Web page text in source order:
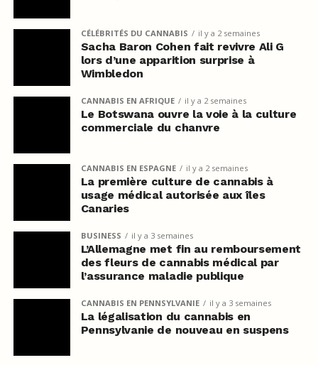
CÉLÉBRITÉS DU CANNABIS il y a 2 semaines
Sacha Baron Cohen fait revivre Ali G
lors d’une apparition surprise à
Wimbledon
CANNABIS EN AFRIQUE il y a 2 semaines
Le Botswana ouvre la voie à la culture
commerciale du chanvre
CANNABIS EN ESPAGNE il y a 2 semaines
La première culture de cannabis à
usage médical autorisée aux îles
Canaries
BUSINESS il y a 3 semaines
L’Allemagne met fin au remboursement
des fleurs de cannabis médical par
l’assurance maladie publique
CANNABIS EN PENNSYLVANIE il y a 3 semaines
La légalisation du cannabis en
Pennsylvanie de nouveau en suspens